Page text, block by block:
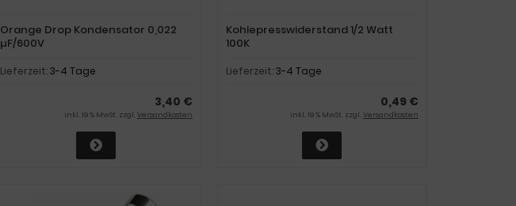
Orange Drop Kondensator 0,022
µF/600V
Lieferzeit:3-4 Tage
3,40 €
inkl. 19 % MwSt. zzgl. Versandkosten
Kohlepresswiderstand 1/2 Watt
100K
Lieferzeit:3-4 Tage
0,49 €
inkl. 19 % MwSt. zzgl. Versandkosten